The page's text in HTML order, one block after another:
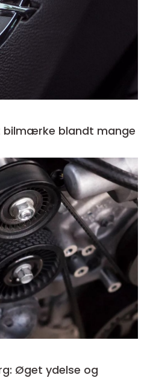
blandt mange
Øget ydelse og